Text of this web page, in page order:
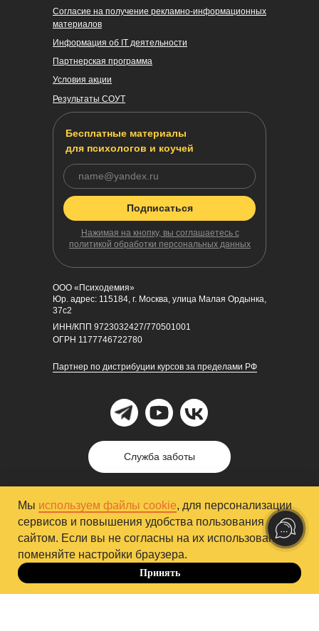
Мы используем файлы cookie, для персонализации
сервисов и повышения удобства пользования
сайтом. Если вы не согласны на их использование,
поменяйте настройки браузера.
Принять
Скидки до конца мая
Успейте зафиксировать скидку
на обучение
до 09.08
Подробнее
Подписаться
ИНН/КПП 9723032427/770501001
ОГРН 1177746722780
Партнер по дистрибуции курсов за пределами РФ
Бесплатные материалы
для психологов и коучей
Нажимая на кнопку, вы соглашаетесь с
политикой обработки персональных данных
ООО «Психодемия»
Юр. адрес: 115184, г. Москва, улица Малая Ордынка,
37с2
Cогласие на получение рекламно-информационных
материалов
Информация об IT деятельности
Условия акции
Результаты СОУТ
Партнерская программа
Служба заботы